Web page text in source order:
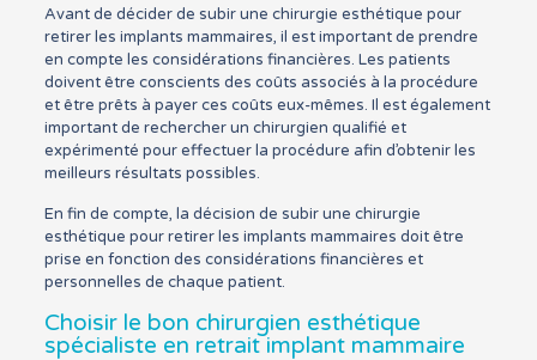
Avant de décider de subir une chirurgie esthétique pour
retirer les implants mammaires, il est important de prendre
en compte les considérations financières. Les patients
doivent être conscients des coûts associés à la procédure
et être prêts à payer ces coûts eux-mêmes. Il est également
important de rechercher un chirurgien qualifié et
expérimenté pour effectuer la procédure afin d’obtenir les
meilleurs résultats possibles.
En fin de compte, la décision de subir une chirurgie
esthétique pour retirer les implants mammaires doit être
prise en fonction des considérations financières et
personnelles de chaque patient.
Choisir le bon chirurgien esthétique
spécialiste en retrait implant mammaire